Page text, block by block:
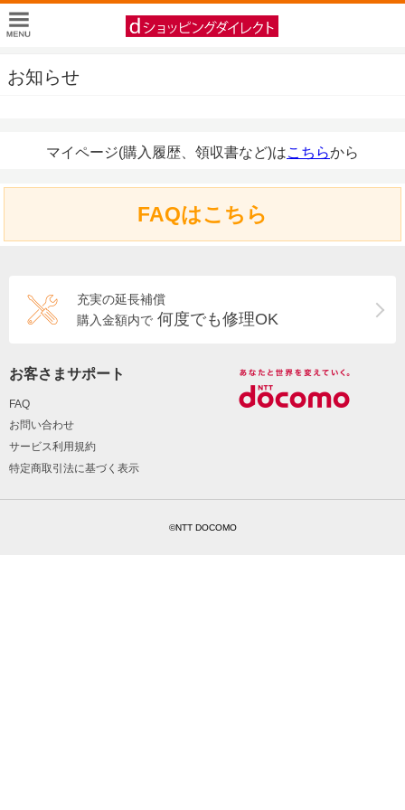
お知らせ
マイページ(購入履歴、領収書など)はこちらから
FAQはこちら
充実の延長補償
購入金額内で 何度でも修理OK
お客さまサポート
FAQ
お問い合わせ
サービス利用規約
特定商取引法に基づく表示
©NTT DOCOMO